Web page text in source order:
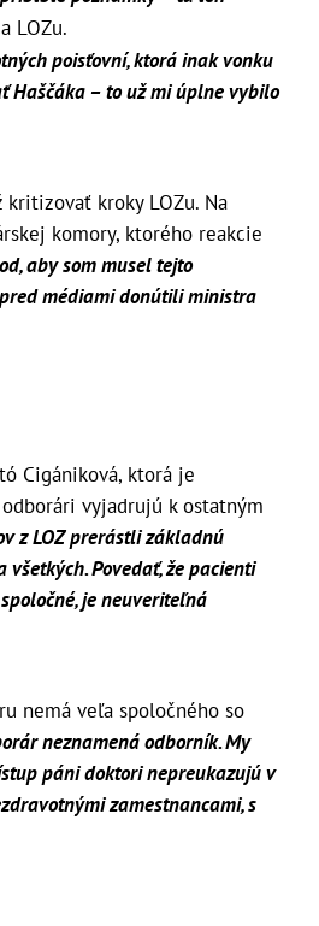
LOZu.
poisťovní, ktorá inak vonku
Haščáka – to už mi úplne vybilo
kroky LOZu. Na
komory, ktorého reakcie
aby som musel tejto
médiami donútili ministra
Cigániková, ktorá je
vyjadrujú k ostatným
z LOZ prerástli základnú
Povedať, že pacienti
je neuveriteľná
nemá veľa spoločného so
neznamená odborník. My
páni doktori nepreukazujú v
zamestnancami, s